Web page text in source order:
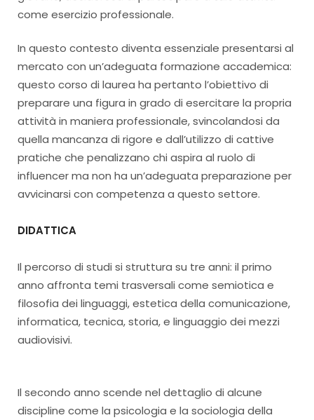
come esercizio professionale.
In questo contesto diventa essenziale presentarsi al
mercato con un’adeguata formazione accademica:
questo corso di laurea ha pertanto l’obiettivo di
preparare una figura in grado di esercitare la propria
attività in maniera professionale, svincolandosi da
quella mancanza di rigore e dall’utilizzo di cattive
pratiche che penalizzano chi aspira al ruolo di
influencer ma non ha un’adeguata preparazione per
avvicinarsi con competenza a questo settore.
DIDATTICA
Il percorso di studi si struttura su tre anni: il primo
anno affronta temi trasversali come semiotica e
filosofia dei linguaggi, estetica della comunicazione,
informatica, tecnica, storia, e linguaggio dei mezzi
audiovisivi.
Il secondo anno scende nel dettaglio di alcune
discipline come la psicologia e la sociologia della